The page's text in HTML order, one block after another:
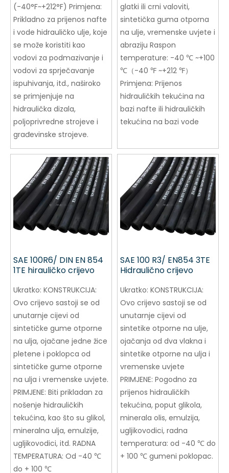
(-40°F~+212°F) Primjena:
Prikladno za prijenos nafte
i vode hidrauličko ulje, koje
se može koristiti kao
vodovi za podmazivanje i
vodovi za sprječavanje
ispuhivanja, itd., naširoko
se primjenjuje na
hidraulička dizala,
poljoprivredne strojeve i
građevinske strojeve.
glatki ili crni valoviti,
sintetička guma otporna
na ulje, vremenske uvjete i
abraziju Raspon
temperature: -40 ℃ ~+100
℃（-40 ℉ ~+212 ℉）
Primjena: Prijenos
hidrauličkih tekućina na
bazi nafte ili hidrauličkih
tekućina na bazi vode
SAE 100R6/ DIN EN 854
1TE hirauličko crijevo
Ukratko: KONSTRUKCIJA:
Ovo crijevo sastoji se od
unutarnje cijevi od
sintetičke gume otporne
na ulja, ojačane jedne žice
pletene i poklopca od
sintetičke gume otporne
na ulja i vremenske uvjete.
PRIMJENE: Biti prikladan za
nošenje hidrauličkih
tekućina, kao što su glikol,
mineralna ulja, emulzije,
ugljikovodici, itd. RADNA
TEMPERATURA: Od -40 ℃
do + 100 ℃
SAE 100 R3/ EN854 3TE
Hidraulično crijevo
Ukratko: KONSTRUKCIJA:
Ovo crijevo sastoji se od
unutarnje cijevi od
sintetike otporne na ulje,
ojačanja od dva vlakna i
sintetike otporne na ulja i
vremenske uvjete
PRIMJENE: Pogodno za
prijenos hidrauličkih
tekućina, poput glikola,
minerala olis, emulzija,
ugljikovodici, radna
temperatura: od -40 ℃ do
+ 100 ℃ gumeni poklopac.